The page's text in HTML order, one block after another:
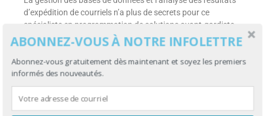
d’expédition de courriels n’a plus de secrets pour ce
spécialiste en programmation de solutions avant-gardiste.
Obtenez plus de détails sur les avantages que
représentent le mobile comme contrôleur de maison
intelligente et l’impact sur vos envois de courriels
massifsen communiquant avec lui dès maintenant! Il
saura en mesure de vos proposer des solutions
personnalisées à vos besoins d’affaires.
ABONNEZ-VOUS À NOTRE INFOLETTRE
Abonnez-vous gratuitement dès maintenant et soyez les premiers
informés des nouveautés.